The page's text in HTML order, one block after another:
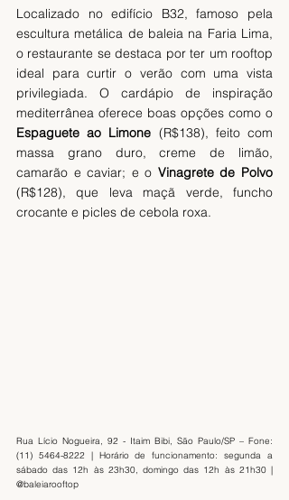
Localizado no edifício B32, famoso pela
escultura metálica de baleia na Faria Lima,
o restaurante se destaca por ter um rooftop
ideal para curtir o verão com uma vista
privilegiada. O cardápio de inspiração
Espaguete ao Limone (R$138), feito com
massa grano duro, creme de limão,
camarão e caviar; e o Vinagrete de Polvo
(R$128), que leva maçã verde, funcho
crocante e picles de cebola roxa.
Rua Lício Nogueira, 92 - Itaim Bibi, São Paulo/SP – Fone:
(11) 5464-8222 | Horário de funcionamento: segunda a
sábado das 12h às 23h30, domingo das 12h às 21h30 |
@baleiarooftop